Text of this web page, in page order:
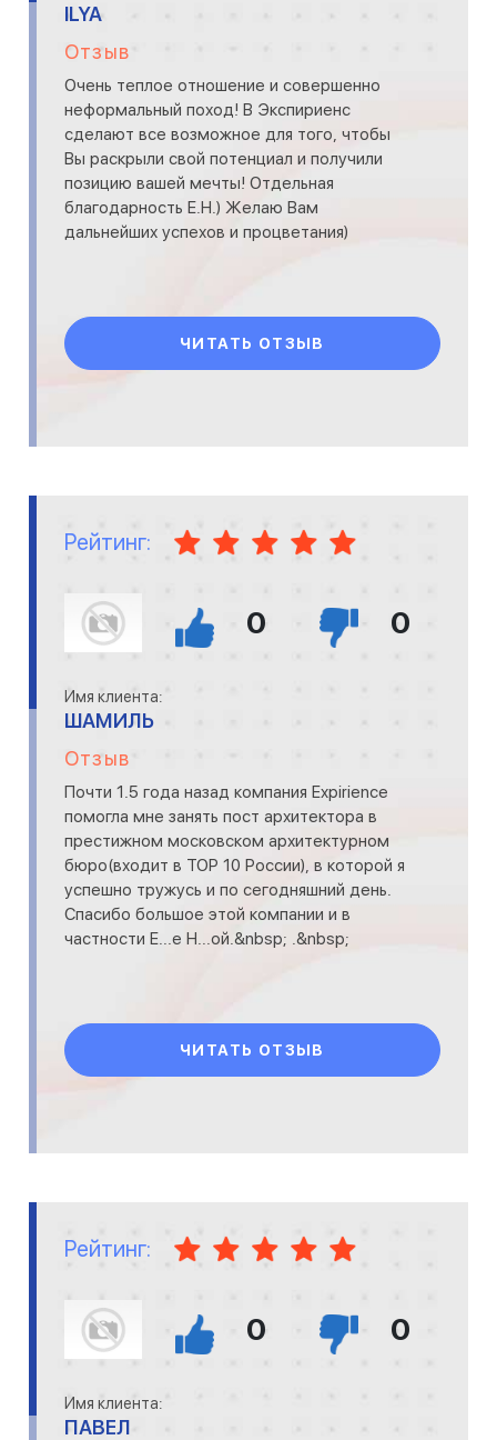
ILYA
Отзыв
Очень теплое отношение и совершенно
неформальный поход! В Экспириенс
сделают все возможное для того, чтобы
Вы раскрыли свой потенциал и получили
позицию вашей мечты! Отдельная
благодарность Е.Н.) Желаю Вам
дальнейших успехов и процветания)
ЧИТАТЬ ОТЗЫВ
Рейтинг:
0 0
Имя клиента:
ШАМИЛЬ
Отзыв
Почти 1.5 года назад компания Expirience
помогла мне занять пост архитектора в
престижном московском архитектурном
бюро(входит в TOP 10 России), в которой я
успешно тружусь и по сегодняшний день.
Спасибо большое этой компании и в
частности Е...е Н...ой.&nbsp; .&nbsp;
ЧИТАТЬ ОТЗЫВ
Рейтинг:
0 0
Имя клиента:
ПАВЕЛ